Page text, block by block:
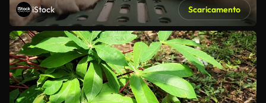
iStock Scaricamento